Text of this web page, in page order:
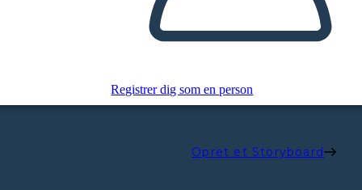
Registrer dig som en person
Opret et Storyboard